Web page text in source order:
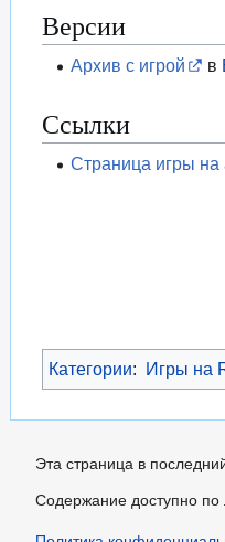
Версии
Архив с игрой в
Ссылки
Страница игры на
Категории: Игры на
Эта страница в
Содержание доступно